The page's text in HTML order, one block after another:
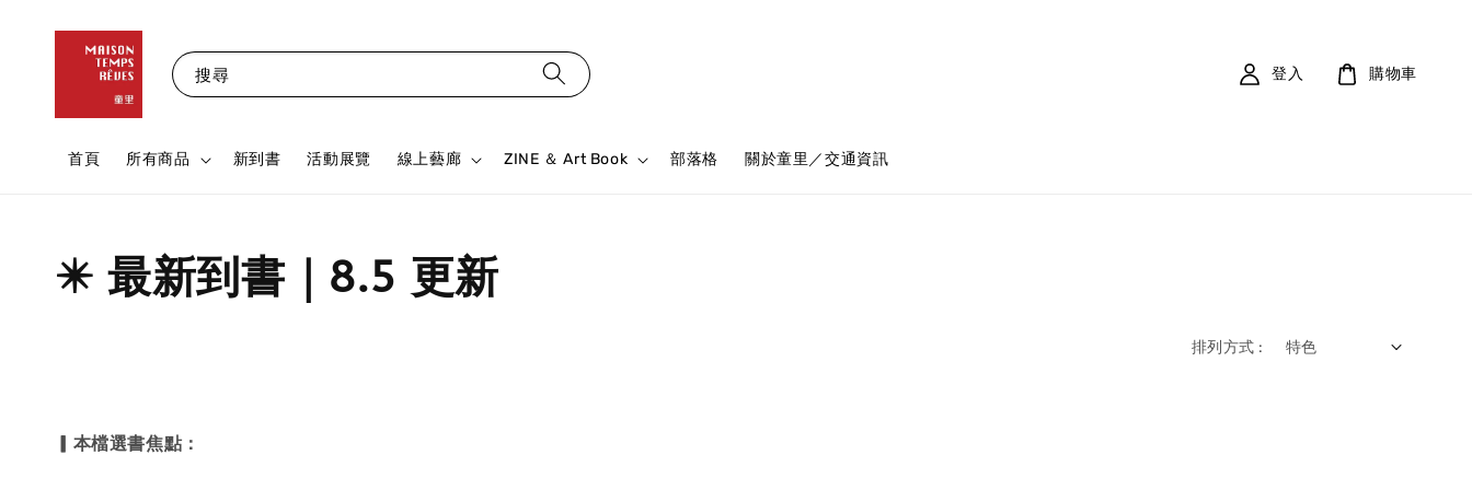
搜尋
首頁 所有商品 新到書 活動展覽 線上藝廊 ZINE ＆ Art Book 部落格 關於童里／交通資訊
登入 購物車
✴️ 最新到書｜8.5 更新
排列方式 :
▎本檔選書焦點：